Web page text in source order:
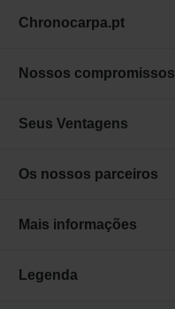
Chronocarpa.pt
Nossos compromissos
Seus Ventagens
Os nossos parceiros
Mais informações
Legenda